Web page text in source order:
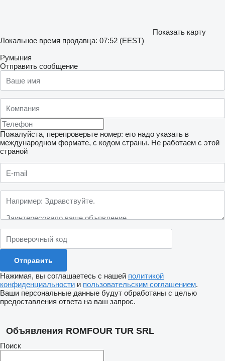
Показать карту
Локальное время продавца: 07:52 (EEST)
Румыния
Отправить сообщение
Пожалуйста, перепроверьте номер: его надо указать в
международном формате, с кодом страны. Не работаем с этой
страной
Нажимая, вы соглашаетесь с нашей политикой
конфиденциальности и пользовательским соглашением.
Ваши персональные данные будут обработаны с целью
предоставления ответа на ваш запрос.
Объявления ROMFOUR TUR SRL
Поиск